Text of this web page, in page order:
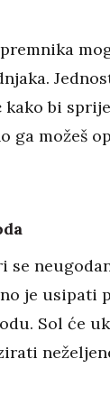
kako bi
ga možeš
se
je usipati
Sol će